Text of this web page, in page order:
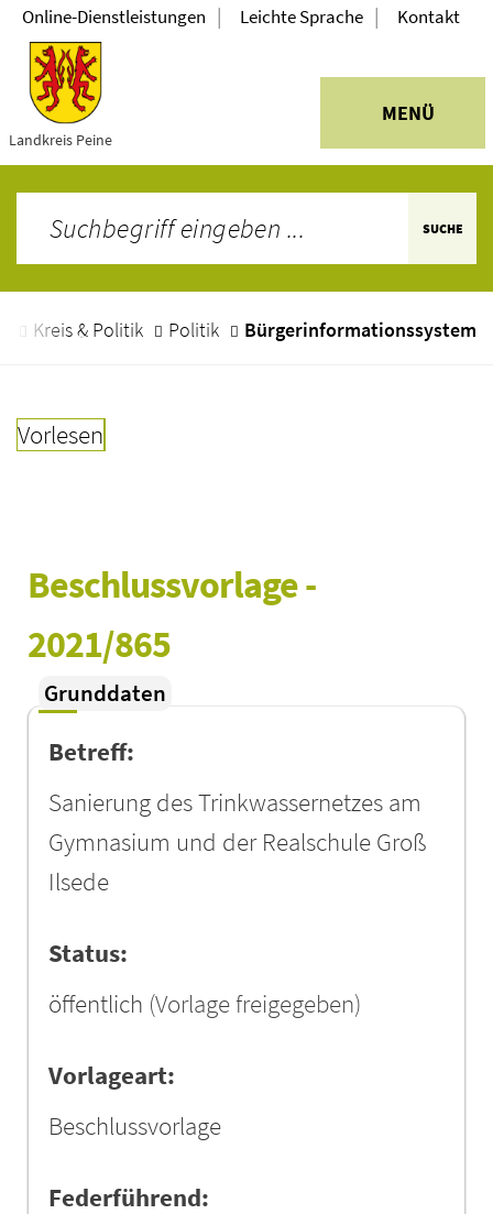
Landkreis Peine
MENÜ
Online-Dienstleistungen | Leichte Sprache | Kontakt
SUCHE
Kreis & Politik Politik Bürgerinformationssystem
Vorlesen
Beschlussvorlage -
2021/865
Grunddaten
Betreff:
Sanierung des Trinkwassernetzes am
Gymnasium und der Realschule Groß
Ilsede
Status:
öffentlich (Vorlage freigegeben)
Vorlageart:
Beschlussvorlage
Federführend: